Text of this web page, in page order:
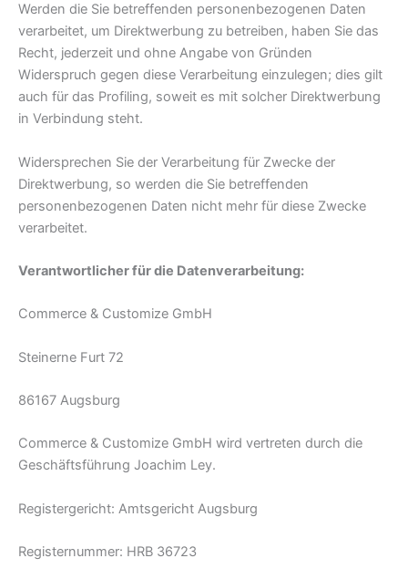
Werden die Sie betreffenden personenbezogenen Daten
verarbeitet, um Direktwerbung zu betreiben, haben Sie das
Recht, jederzeit und ohne Angabe von Gründen
Widerspruch gegen diese Verarbeitung einzulegen; dies gilt
auch für das Profiling, soweit es mit solcher Direktwerbung
in Verbindung steht.
Widersprechen Sie der Verarbeitung für Zwecke der
Direktwerbung, so werden die Sie betreffenden
personenbezogenen Daten nicht mehr für diese Zwecke
verarbeitet.
Verantwortlicher für die Datenverarbeitung:
Commerce & Customize GmbH
Steinerne Furt 72
86167 Augsburg
Commerce & Customize GmbH wird vertreten durch die
Geschäftsführung Joachim Ley.
Registergericht: Amtsgericht Augsburg
Registernummer: HRB 36723